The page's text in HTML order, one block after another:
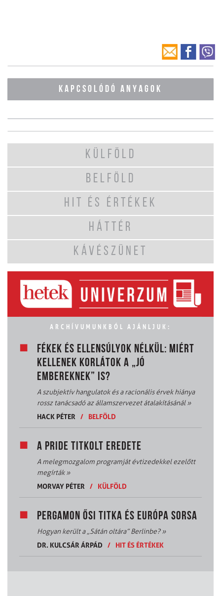
KAPCSOLÓDÓ ANYAGOK
KÜLFÖLD
BELFÖLD
HIT ÉS ÉRTÉKEK
HÁTTÉR
KÁVÉSZÜNET
ARCHÍVUMUNKBÓL AJÁNLJUK:
FÉKEK ÉS ELLENSÚLYOK NÉLKÜL: MIÉRT
KELLENEK KORLÁTOK A „JÓ
EMBEREKNEK” IS?
A szubjektív hangulatok és a racionális érvek hiánya
rossz tanácsadó az államszervezet átalakításánál»
HACK PÉTER
/ BELFÖLD
A PRIDE TITKOLT EREDETE
A melegmozgalom programját évtizedekkel ezelőtt
megírták»
MORVAY PÉTER
/ KÜLFÖLD
PERGAMON ŐSI TITKA ÉS EURÓPA SORSA
Hogyan került a „Sátán oltára” Berlinbe?»
DR. KULCSÁR ÁRPÁD
/ HIT ÉS ÉRTÉKEK